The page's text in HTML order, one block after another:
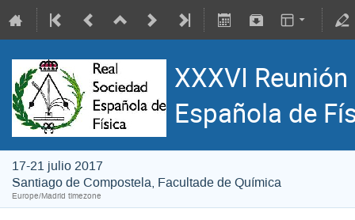
XXXVI
Española de
17-21 julio 2017
Santiago de Compostela, Facultade de Química
Europe/Madrid timezone